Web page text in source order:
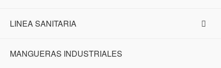
LINEA SANITARIA
MANGUERAS INDUSTRIALES